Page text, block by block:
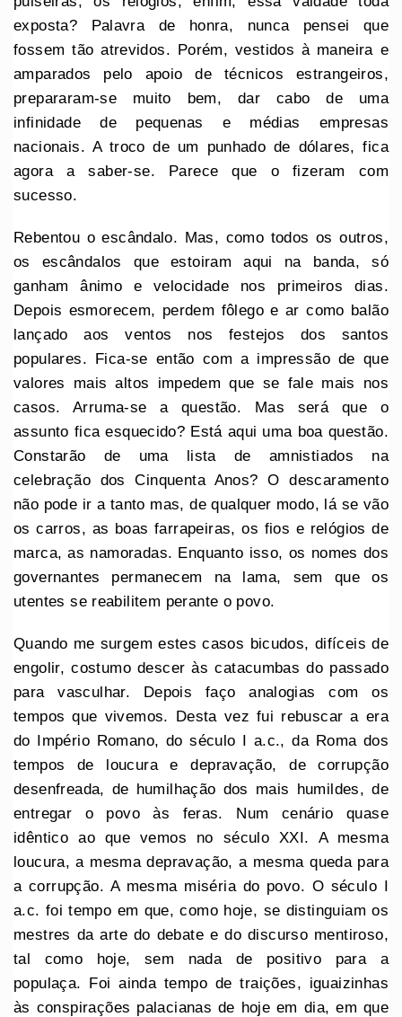
exposta? Palavra de honra, nunca pensei que
fossem tão atrevidos. Porém, vestidos à maneira e
amparados pelo apoio de técnicos estrangeiros,
prepararam-se muito bem, dar cabo de uma
infinidade de pequenas e médias empresas
nacionais. A troco de um punhado de dólares, fica
agora a saber-se. Parece que o fizeram com
sucesso.
Rebentou o escândalo. Mas, como todos os outros,
os escândalos que estoiram aqui na banda, só
ganham ânimo e velocidade nos primeiros dias.
Depois esmorecem, perdem fôlego e ar como balão
lançado aos ventos nos festejos dos santos
populares. Fica-se então com a impressão de que
valores mais altos impedem que se fale mais nos
casos. Arruma-se a questão. Mas será que o
assunto fica esquecido? Está aqui uma boa questão.
Constarão de uma lista de amnistiados na
celebração dos Cinquenta Anos? O descaramento
não pode ir a tanto mas, de qualquer modo, lá se vão
os carros, as boas farrapeiras, os fios e relógios de
marca, as namoradas. Enquanto isso, os nomes dos
governantes permanecem na lama, sem que os
utentes se reabilitem perante o povo.
Quando me surgem estes casos bicudos, difíceis de
engolir, costumo descer às catacumbas do passado
para vasculhar. Depois faço analogias com os
tempos que vivemos. Desta vez fui rebuscar a era
do Império Romano, do século I a.c., da Roma dos
tempos de loucura e depravação, de corrupção
desenfreada, de humilhação dos mais humildes, de
entregar o povo às feras. Num cenário quase
idêntico ao que vemos no século XXI. A mesma
loucura, a mesma depravação, a mesma queda para
a corrupção. A mesma miséria do povo. O século I
a.c. foi tempo em que, como hoje, se distinguiam os
mestres da arte do debate e do discurso mentiroso,
tal como hoje, sem nada de positivo para a
populaça. Foi ainda tempo de traições, iguaizinhas
às conspirações palacianas de hoje em dia, em que